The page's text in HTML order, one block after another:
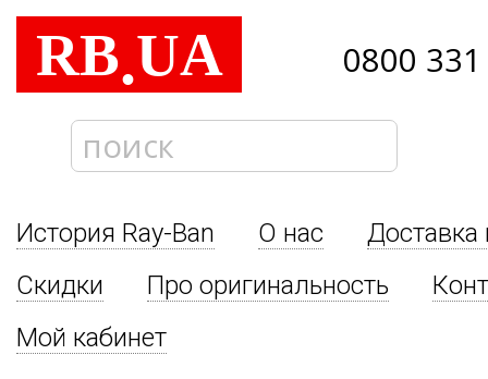
RB.UA 0800
История Ray-Ban О нас
Доставка
Скидки
Про оригинальность
Мой кабинет